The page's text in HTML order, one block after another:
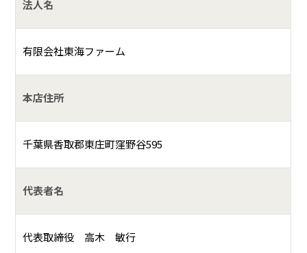
法人名
有限会社東海ファーム
本店住所
千葉県香取郡東庄町窪野谷595
代表者名
代表取締役 高木 敏行